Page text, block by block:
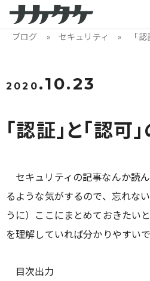
ブログ » セキュリティ » 「認
2020 .10.23
「認証」と「認可
セキュリティの記事なんか読
るような気がするので、忘れな
うに）ここにまとめておきたい
を理解していれば分かりやすいで
目次出力